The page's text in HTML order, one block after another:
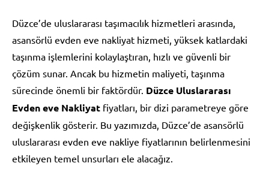
Düzce’de uluslararası taşımacılık hizmetleri arasında,
asansörlü evden eve nakliyat hizmeti, yüksek katlardaki
taşınma işlemlerini kolaylaştıran, hızlı ve güvenli bir
çözüm sunar. Ancak bu hizmetin maliyeti, taşınma
sürecinde önemli bir faktördür. Düzce Uluslararası
Evden eve Nakliyat fiyatları, bir dizi parametreye göre
değişkenlik gösterir. Bu yazımızda, Düzce’de asansörlü
uluslararası evden eve nakliye fiyatlarının belirlenmesini
etkileyen temel unsurları ele alacağız.